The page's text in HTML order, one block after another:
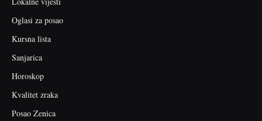
Oglasi za posao
Kursna lista
Sanjarica
Horoskop
Kvalitet zraka
Posao Zenica